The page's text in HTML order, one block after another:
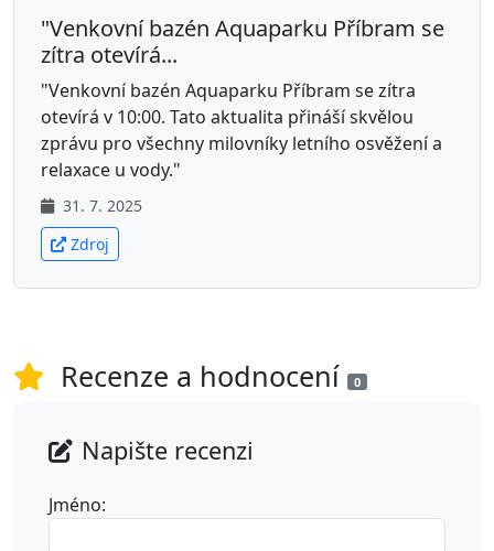
"Venkovní bazén Aquaparku Příbram se
zítra otevírá...
"Venkovní bazén Aquaparku Příbram se zítra
otevírá v 10:00. Tato aktualita přináší skvělou
zprávu pro všechny milovníky letního osvěžení a
relaxace u vody."
31. 7. 2025
Zdroj
Recenze a hodnocení 0
Napište recenzi
Jméno: